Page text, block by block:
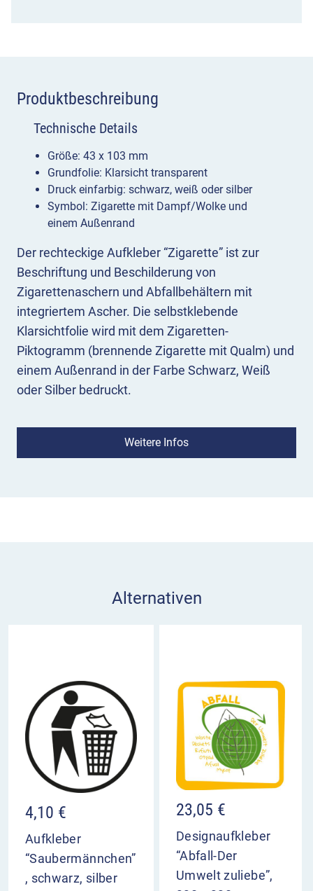
Produktbeschreibung
Der rechteckige Aufkleber “Zigarette” ist zur
Beschriftung und Beschilderung von
Zigarettenaschern und Abfallbehältern mit
integriertem Ascher. Die selbstklebende
Klarsichtfolie wird mit dem Zigaretten-
Piktogramm (brennende Zigarette mit Qualm) und
einem Außenrand in der Farbe Schwarz, Weiß
oder Silber bedruckt.
Zigarettenaufkleber nicht die Behälterfarbe.
Gleichzeitig werden Raucher zum Einwurf und
Weitere Infos
Technische Details
Größe: 43 x 103 mm
Grundfolie: Klarsicht transparent
Druck einfarbig: schwarz, weiß oder silber
Symbol: Zigarette mit Dampf/Wolke und
einem Außenrand
Alternativen
4,10 €
Aufkleber
“Saubermännchen”
, schwarz, silber
23,05 €
Designaufkleber
“Abfall-Der
Umwelt zuliebe”,